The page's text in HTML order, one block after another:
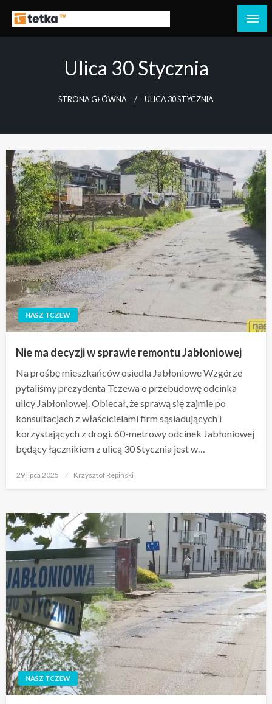
treściTv Tetka Tczew
Tetka Tczew – Twoja lokalna telewizja!
Ulica 30 Stycznia
STRONA GŁÓWNA ULICA 30 STYCZNIA
NASZ TCZEW
Nie ma decyzji w sprawie remontu Jabłoniowej
Na prośbę mieszkańców osiedla Jabłoniowe Wzgórze
pytaliśmy prezydenta Tczewa o przebudowę odcinka
ulicy Jabłoniowej. Obiecał, że sprawą się zajmie po
konsultacjach z właścicielami firm sąsiadujących i
korzystających z drogi. 60-metrowy odcinek Jabłoniowej
będący łącznikiem z ulicą 30 Stycznia jest w…
Opublikowane
29 lipca 2025 Krzysztof Repiński
NASZ TCZEW